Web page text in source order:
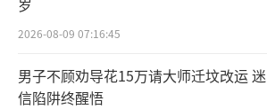
岁
2026-08-09 07:16:45
男子不顾劝导花15万请大师迁坟改运 迷
信陷阱终醒悟